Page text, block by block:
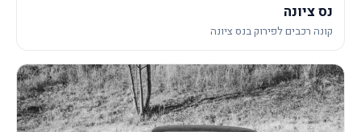
נס ציונה
קונה רכבים לפירוק בנס ציונה